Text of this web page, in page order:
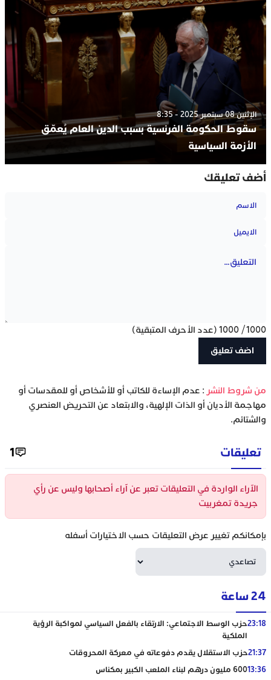
الإثنين 08 سبتمبر 2025 - 8:35
سقوط الحكومة الفرنسية بسبب الدين العام يُعمّق
الأزمة السياسية
أضف تعليقك
1000
/
1000 (عدد الأحرف المتبقية)
‫من شروط النشر : عدم الإساءة للكاتب أو للأشخاص أو للمقدسات أو
مهاجمة الأديان أو الذات الإلهية، والابتعاد عن التحريض العنصري
والشتائم.
تعليقات 1
الآراء الواردة في التعليقات تعبر عن آراء أصحابها وليس عن رأي
جريدة تمغربيت
بإمكانكم تغيير عرض التعليقات حسب الاختيارات أسفله
24 ساعة
23:18حزب الوسط الاجتماعي: الارتقاء بالفعل السياسي لمواكبة الرؤية
الملكية
21:37حزب الاستقلال يقدم دفوعاته في معركة المحروقات
13:36600 مليون درهم لبناء الملعب الكبير بمكناس